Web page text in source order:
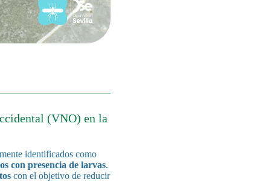
(VNO) en la
identificados como
con presencia de larvas.
con el objetivo de reducir